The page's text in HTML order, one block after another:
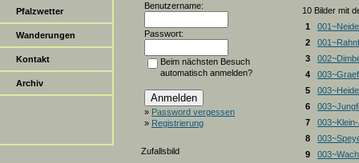
Pfalzwetter
Wanderungen
Kontakt
Archiv
Benutzername:
Passwort:
Beim nächsten Besuch
automatisch anmelden?
» Password vergessen
» Registrierung
Zufallsbild
10 Bilder mit
1
2
3
4
5
6
7
8
9